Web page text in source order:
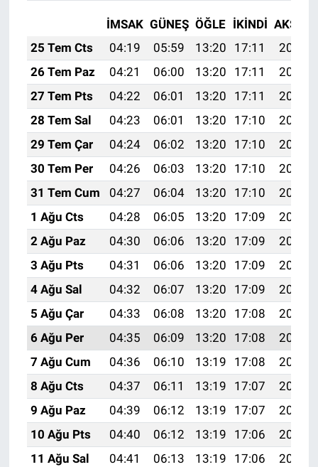
İMSAK GÜNEŞ ÖĞLE İKINDI AKŞAM
25 Tem Cts
04:19 05:59 13:20 17:11
20:31
26 Tem Paz
04:21 06:00 13:20 17:11
20:31
27 Tem Pts
04:22 06:01 13:20 17:11
20:30
28 Tem Sal
04:23 06:01 13:20 17:10
20:29
29 Tem Çar
04:24 06:02 13:20 17:10
20:28
30 Tem Per
04:26 06:03 13:20 17:10
20:27
31 Tem Cum
04:27 06:04 13:20 17:10
20:26
1 Ağu Cts
04:28 06:05 13:20 17:09
20:25
2 Ağu Paz
04:30 06:06 13:20 17:09
20:24
3 Ağu Pts
04:31 06:06 13:20 17:09
20:23
4 Ağu Sal
04:32 06:07 13:20 17:09
20:22
5 Ağu Çar
04:33 06:08 13:20 17:08
20:21
6 Ağu Per
04:35 06:09 13:20 17:08
20:20
7 Ağu Cum
04:36 06:10 13:19 17:08
20:19
8 Ağu Cts
04:37 06:11 13:19 17:07
20:18
9 Ağu Paz
04:39 06:12 13:19 17:07
20:17
10 Ağu Pts
04:40 06:12 13:19 17:06
20:16
11 Ağu Sal
04:41 06:13 13:19 17:06
20:15